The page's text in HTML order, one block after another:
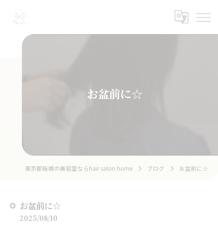
お盆前に☆
東京都板橋の美容室ならhair salon home ブログ お盆前に☆
お盆前に☆
2025/08/10